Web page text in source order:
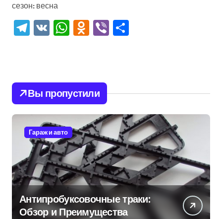
сезон: весна
Telegram
VK WhatsApp
Odnoklassniki
Viber
Вы пропустили
Гараж и авто
Антипробуксовочные траки:
Обзор и Преимущества